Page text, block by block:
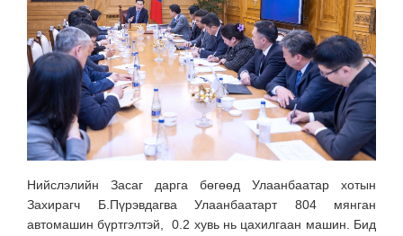
Нийслэлийн Засаг дарга бөгөөд Улаанбаатар хотын
Захирагч Б.Пүрэвдагва Улаанбаатарт 804 мянган
автомашин бүртгэлтэй, 0.2 хувь нь цахилгаан машин. Бид